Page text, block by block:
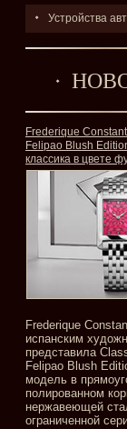
Устройства
Frederique
Felipao Blush
классика в цвете
Frederique
испанским
представила
Felipao Blush
модель в
полированном
нержавеющей
ограниченной